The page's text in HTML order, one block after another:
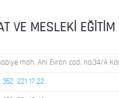
VE MESLEKİ
mah. Ahi Evran cad. no:34/A
352 221 17 22